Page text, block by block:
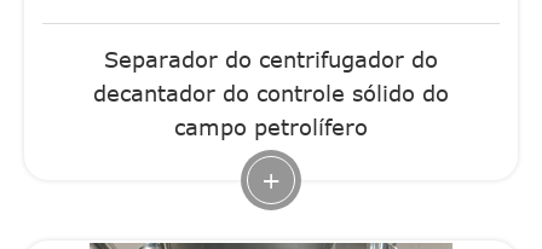
Separador do centrifugador do
decantador do controle sólido do
campo petrolífero
+